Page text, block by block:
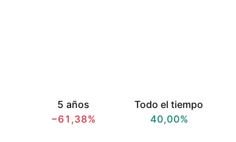
5 años
−61,38%
Todo el tiempo
40,00%